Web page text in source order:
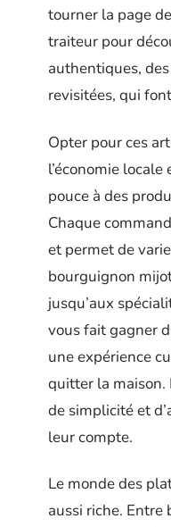
tourner la page
traiteur pour
authentiques,
revisitées, qui
Opter pour ces
l’économie
pouce à des
Chaque
et permet de
bourguignon
jusqu’aux
vous fait gagner
une expérience
quitter la maison.
de simplicité et
leur compte.
Le monde des
aussi riche. Entre